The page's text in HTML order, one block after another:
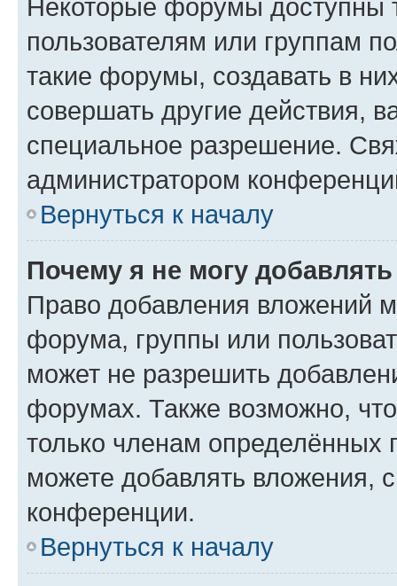
Некоторые форумы доступны
пользователям или группам
такие форумы, создавать в
совершать другие действия,
специальное разрешение.
администратором
Вернуться к началу
Почему я не могу
Право добавления вложений
форума, группы или
может не разрешить
форумах. Также возможно,
только членам определённых
можете добавлять вложения,
конференции.
Вернуться к началу